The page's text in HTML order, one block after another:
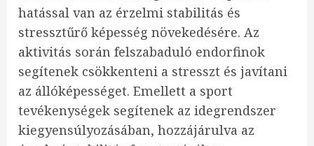
hatással van az érzelmi stabilitás és
stressztűrő képesség növekedésére. Az
aktivitás során felszabaduló endorfinok
segítenek csökkenteni a stresszt és javítani
az állóképességet. Emellett a sport
tevékenységek segítenek az idegrendszer
kiegyensúlyozásában, hozzájárulva az